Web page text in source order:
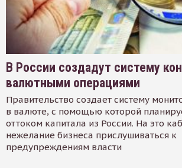
В России создадут систему
валютными операциями
Правительство создает систему
в валюте, с помощью которой
оттоком капитала из России. На это
нежелание бизнеса прислушиваться к
предупреждениям власти